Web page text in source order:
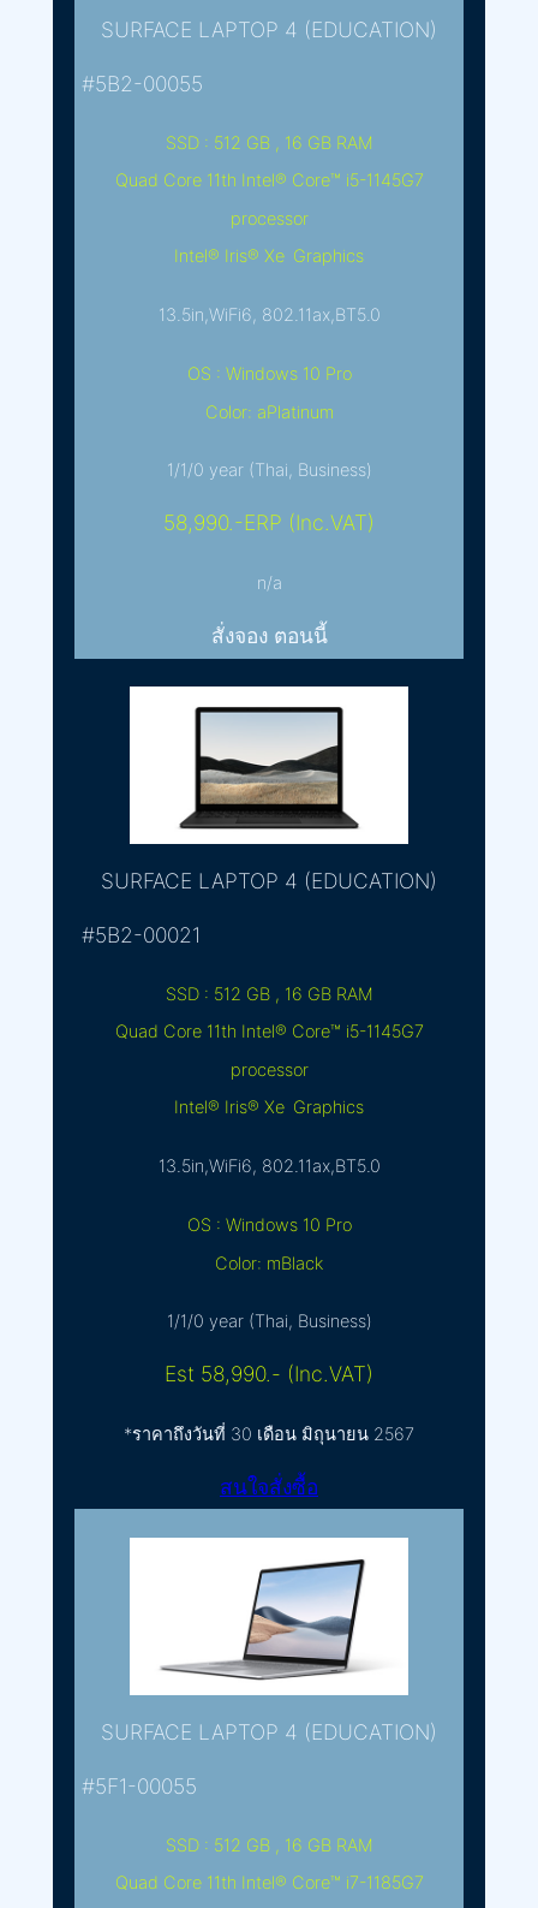
SURFACE LAPTOP 4 (EDUCATION)
#5B2-00055
SSD : 512 GB , 16 GB RAM
Quad Core 11th Intel® Core™ i5-1145G7
processor
Intel® Iris® Xe Graphics
13.5in,WiFi6, 802.11ax,BT5.0
OS : Windows 10 Pro
Color: aPlatinum
1/1/0 year (Thai, Business)
58,990.-ERP (Inc.VAT)
n/a
สั่งจอง ตอนนี้
SURFACE LAPTOP 4 (EDUCATION)
#5B2-00021
SSD : 512 GB , 16 GB RAM
Quad Core 11th Intel® Core™ i5-1145G7
processor
Intel® Iris® Xe Graphics
13.5in,WiFi6, 802.11ax,BT5.0
OS : Windows 10 Pro
Color: mBlack
1/1/0 year (Thai, Business)
Est 58,990.- (Inc.VAT)
*ราคาถึงวันที่ 30 เดือน มิถุนายน 2567
สนใจสั่งซื้อ
SURFACE LAPTOP 4 (EDUCATION)
#5F1-00055
SSD : 512 GB , 16 GB RAM
Quad Core 11th Intel® Core™ i7-1185G7